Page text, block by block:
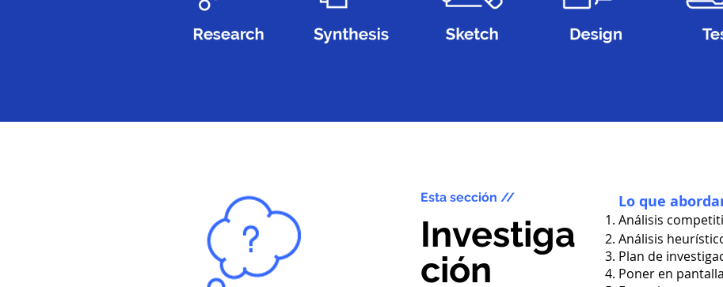
Esta sección //
Investiga
ción
Lo que
Análisis
Análisis
Plan de
Poner en pantalla